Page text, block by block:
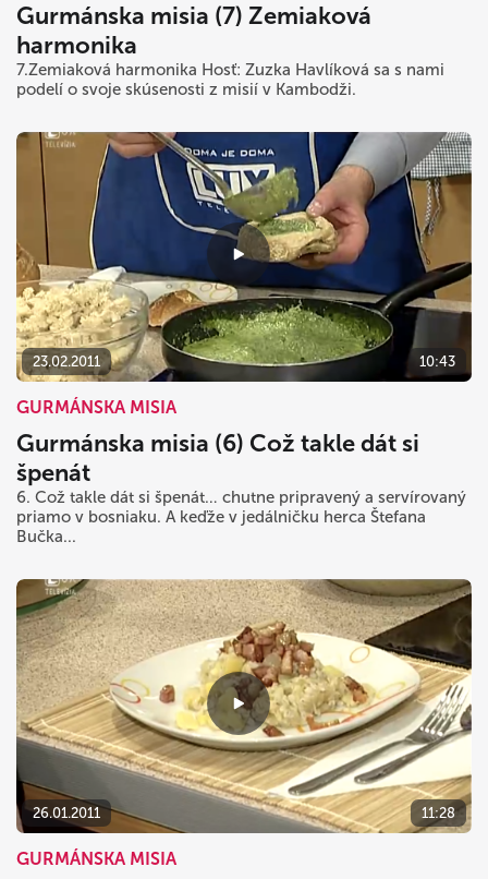
Gurmánska misia (7) Zemiaková
harmonika
7.Zemiaková harmonika Hosť: Zuzka Havlíková sa s nami
podelí o svoje skúsenosti z misií v Kambodži.
23.02.2011 10:43
GURMÁNSKA MISIA
Gurmánska misia (6) Což takle dát si
špenát
6. Což takle dát si špenát… chutne pripravený a servírovaný
priamo v bosniaku. A keďže v jedálničku herca Štefana
Bučka...
26.01.2011 11:28
GURMÁNSKA MISIA